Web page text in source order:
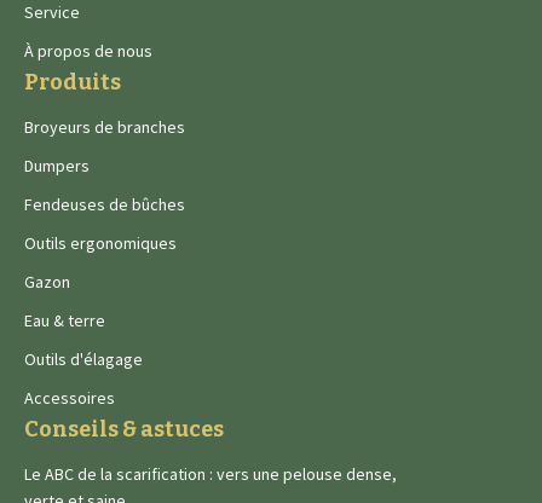
Service
À propos de nous
Produits
Broyeurs de branches
Dumpers
Fendeuses de bûches
Outils ergonomiques
Gazon
Eau & terre
Outils d'élagage
Accessoires
Conseils & astuces
Le ABC de la scarification : vers une pelouse dense,